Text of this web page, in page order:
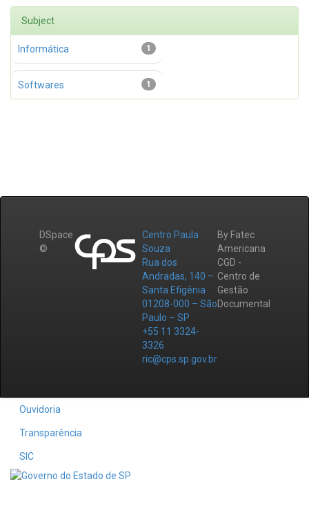
Subject
1
Informática
1
Softwares
DSpace
©
Centro Paula
Souza
Rua dos
Andradas, 140 –
Santa Efigênia
01208-000 – São
Paulo – SP
+55 11 3324-
3326
ric@cps.sp.gov.br
By Fatec
Americana
CGD -
Centro de
Gestão
Documental
Ouvidoria
Transparência
SIC